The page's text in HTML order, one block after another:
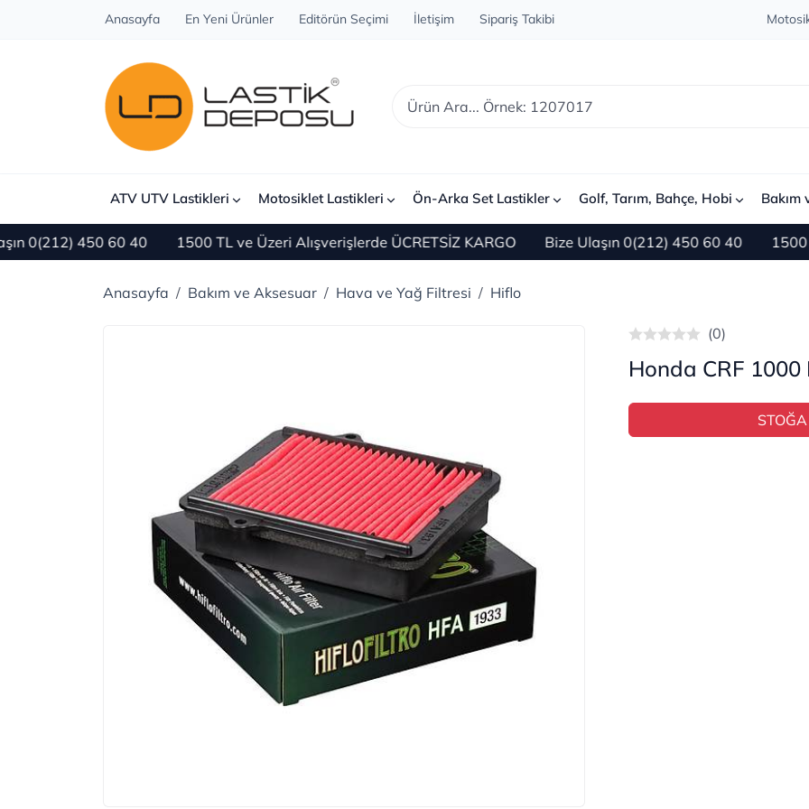
Anasayfa En Yeni Ürünler Editörün Seçimi İletişim Sipariş Takibi
ATV UTV Lastikleri Motosiklet Lastikleri Ön-Arka Set Lastikler Golf, Tarım, Bahçe, Hobi Bakım
450 60 40 1500 TL ve Üzeri Alışverişlerde ÜCRETSİZ KARGO Bize Ulaşın 0(212) 450 60 40 1500 TL ve
Anasayfa Bakım ve Aksesuar Hava ve Yağ Filtresi Hiflo
(0)
Honda CRF